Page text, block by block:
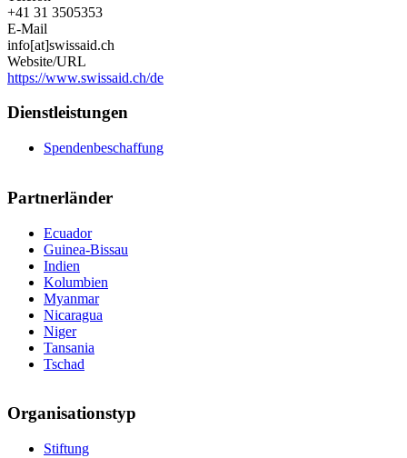
+41 31 3505353
E-Mail
info[at]swissaid.ch
Website/URL
https://www.swissaid.ch/de
Dienstleistungen
Spendenbeschaffung
Partnerländer
Ecuador
Guinea-Bissau
Indien
Kolumbien
Myanmar
Nicaragua
Niger
Tansania
Tschad
Organisationstyp
Stiftung